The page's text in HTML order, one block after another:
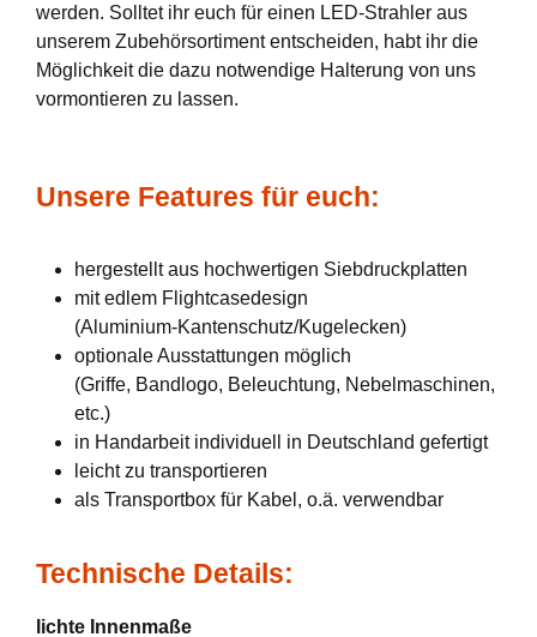
werden. Solltet ihr euch für einen LED-Strahler aus
unserem Zubehörsortiment entscheiden, habt ihr die
Möglichkeit die dazu notwendige Halterung von uns
vormontieren zu lassen.
Unsere Features für euch:
hergestellt aus hochwertigen Siebdruckplatten
mit edlem Flightcasedesign
(Aluminium-Kantenschutz/Kugelecken)
optionale Ausstattungen möglich
(Griffe, Bandlogo, Beleuchtung, Nebelmaschinen,
etc.)
in Handarbeit individuell in Deutschland gefertigt
leicht zu transportieren
als Transportbox für Kabel, o.ä. verwendbar
Technische Details:
lichte Innenmaße